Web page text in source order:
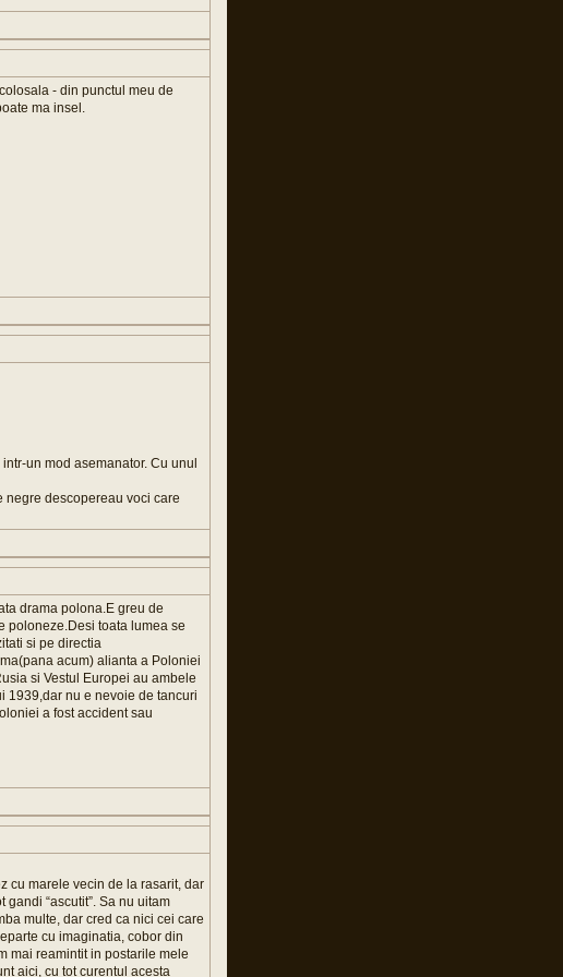
- din punctul meu de
ma insel.
un mod asemanator. Cu unul
negre descopereau voci care
drama polona.E greu de
poloneze.Desi toata lumea se
si pe directia
acum) alianta a Poloniei
si Vestul Europei au ambele
1939,dar nu e nevoie de tancuri
a fost accident sau
cu marele vecin de la rasarit, dar
“ascutit”. Sa nu uitam
multe, dar cred ca nici cei care
cu imaginatia, cobor din
mai reamintit in postarile mele
aici, cu tot curentul acesta